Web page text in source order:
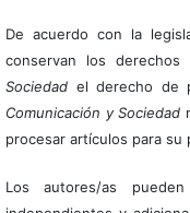
De acuerdo con la
conservan los
Sociedadel derecho de
Comunicación y Sociedad
procesar artículos para su
Los autores/as